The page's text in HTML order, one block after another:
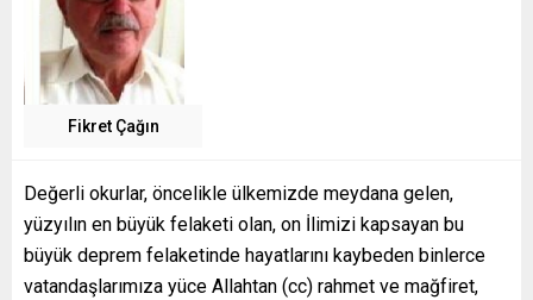
Fikret Çağın
Değerli okurlar, öncelikle ülkemizde meydana gelen,
yüzyılın en büyük felaketi olan, on İlimizi kapsayan bu
büyük deprem felaketinde hayatlarını kaybeden binlerce
vatandaşlarımıza yüce Allahtan (cc) rahmet ve mağfiret,